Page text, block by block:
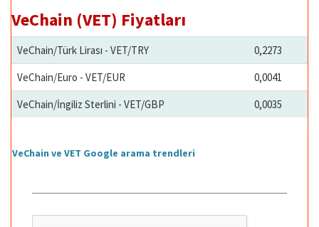
VeChain (VET) Fiyatları
VeChain/Türk Lirası - VET/TRY
0,2273
VeChain/Euro - VET/EUR
0,0041
VeChain/İngiliz Sterlini - VET/GBP
0,0035
VeChain ve VET Google arama trendleri